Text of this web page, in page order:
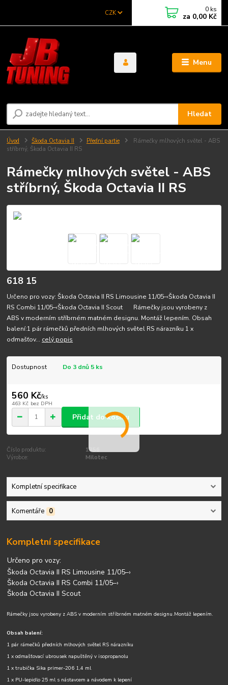
Menu
CZK
Hledat
0 ks
za 0,00 Kč
Úvod Škoda Octavia II Přední partie
Rámečky mlhových světel - ABS
stříbrný, Škoda Octavia II RS
Rámečky mlhových světel - ABS
stříbrný, Škoda Octavia II RS
618 15
Určeno pro vozy: Škoda Octavia II RS Limousine 11/05–›Škoda Octavia II
RS Combi 11/05–›Škoda Octavia II Scout Rámečky jsou vyrobeny z
ABS v moderním stříbrném matném designu. Montáž lepením. Obsah
balení:1 pár rámečků předních mlhových světel RS nárazníku 1 x
odmašťov... celý popis
Dostupnost Do 3 dnů 5 ks
560 Kč/ks
463 Kč bez DPH
Přidat do košíku
Číslo produktu:
1356
Výrobce:
Milotec
Kompletní specifikace
Komentáře 0
Kompletní specifikace
Určeno pro vozy:
Škoda Octavia II RS Limousine 11/05–›
Škoda Octavia II RS Combi 11/05–›
Škoda Octavia II Scout
Rámečky jsou vyrobeny z ABS v moderním stříbrném matném designu.Montáž lepením.
Obsah balení:
1 pár rámečků předních mlhových světel RS nárazníku
1 x odmašťovací ubrousek napuštěný v isopropanolu
1 x trubička Sika primer-206 1,4 ml
1 x PU-lepidlo 25 ml s nástavcem a návodem k lepení